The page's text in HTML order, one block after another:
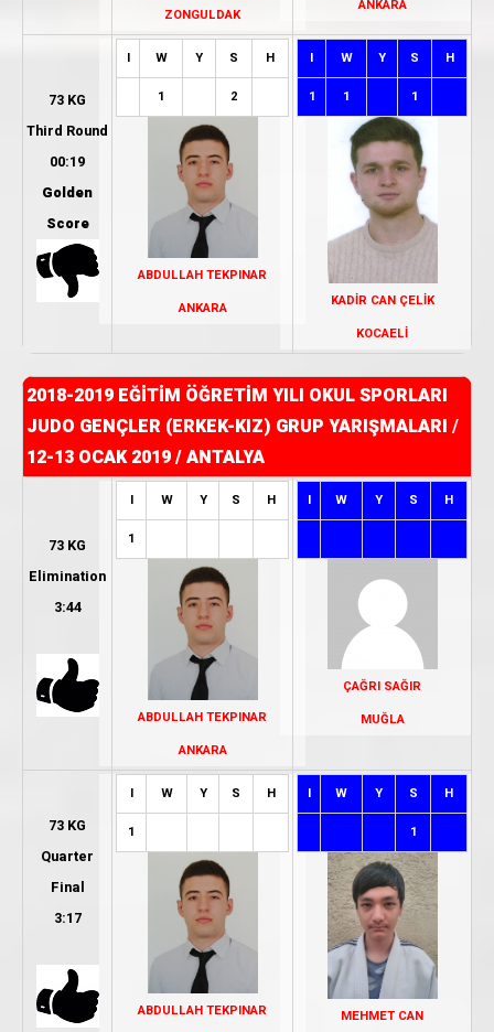
ZONGULDAK
ANKARA
73 KG
Third Round
00:19
Golden
Score
I W Y S H
1 2
ABDULLAH TEKPINAR
ANKARA
I W Y S H
1 1 1
KADİR CAN ÇELİK
KOCAELİ
2018-2019 EĞİTİM ÖĞRETİM YILI OKUL SPORLARI
JUDO GENÇLER (ERKEK-KIZ) GRUP YARIŞMALARI /
12-13 OCAK 2019 / ANTALYA
73 KG
Elimination
3:44
I W Y S H
1
ABDULLAH TEKPINAR
ANKARA
I W Y S H
ÇAĞRI SAĞIR
MUĞLA
73 KG
Quarter
Final
3:17
I W Y S H
1
ABDULLAH TEKPINAR
I W Y S H
1
MEHMET CAN